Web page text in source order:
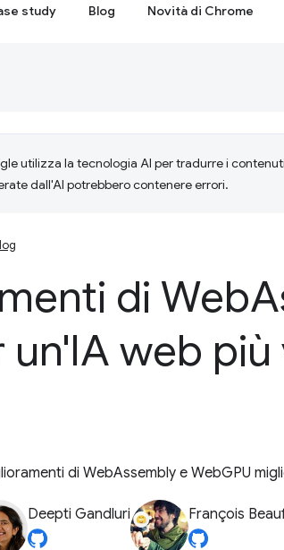
study Blog Novità di Chrome
utilizza la tecnologia AI per tradurre i
dall'AI potrebbero contenere errori.
di Web
un'IA web
di WebAssembly e WebGPU
Deepti Gandluri François